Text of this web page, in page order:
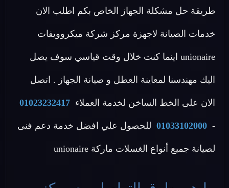
طريقة حل مشكلة الجهاز الخاص بكم اطلب الان
خدمات الصيانة لاجهزة مركز شركة ميكروويفات
unionaire اينما كنت خلال وقت قياسي سوف يصل
اليك مهندسنا لمعاينة العطل و صيانة الجهاز . اتصل
الان على الخط الساخن لخدمة العملاء 01023232417
-
01033102000 للحصول علي افضل خدمة دعم فنى
لصيانة جميع أنواع الغسلات ماركة unionaire